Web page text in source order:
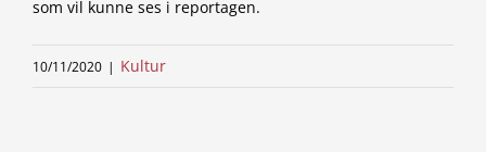
som vil kunne ses i reportagen.
10/11/2020 | Kultur